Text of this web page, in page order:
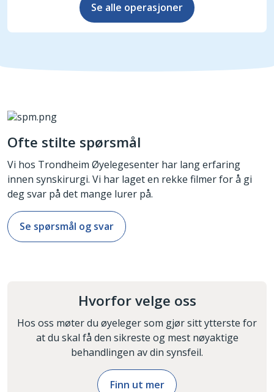
Se alle operasjoner
Ofte stilte spørsmål
Vi hos Trondheim Øyelegesenter har lang erfaring
innen synskirurgi. Vi har laget en rekke filmer for å gi
deg svar på det mange lurer på.
Se spørsmål og svar
Hvorfor velge oss
Hos oss møter du øyeleger som gjør sitt ytterste for
at du skal få den sikreste og mest nøyaktige
behandlingen av din synsfeil.
Finn ut mer